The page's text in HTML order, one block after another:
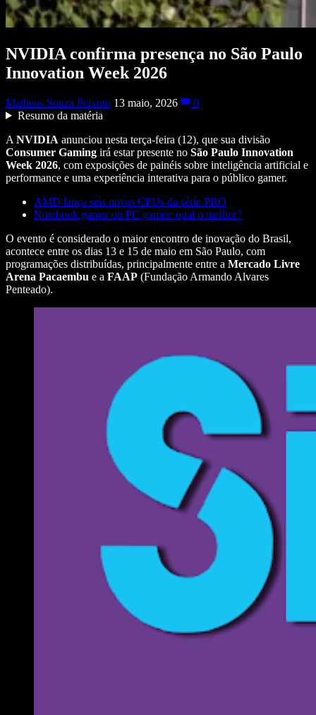
NVIDIA confirma presença no São Paulo
Innovation Week 2026
Matheus Souza Peixoto 13 maio, 2026
0
Resumo da matéria
A NVIDIA anunciou nesta terça-feira (12), que sua divisão
Consumer Gaming irá estar presente no São Paulo Innovation
Week 2026, com exposições de painéis sobre inteligência artificial e
performance e uma experiência interativa para o público gamer.
AMD lança seis novas CPUs da série PRO
Notebook gamer ou PC gamer: qual o melhor?
O evento é considerado o maior encontro de inovação do Brasil,
acontece entre os dias 13 e 15 de maio em São Paulo, com
programações distribuídas, principalmente entre a Mercado Livre
Arena Pacaembu e a FAAP (Fundação Armando Alvares
Penteado).